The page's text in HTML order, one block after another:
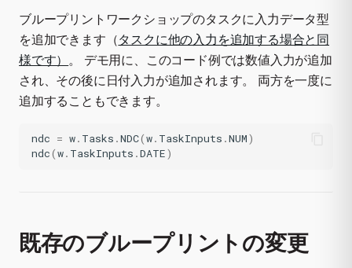
ブループリントワークショップのタスクに入力データ型
を追加できます（タスクに他の入力を追加する場合と同
様です） 。 デモ用に、このコード例では数値入力が追加
され、その後に日付入力が追加されます。 両方を一度に
追加することもできます。
ndc = w. Tasks .NDC(w. TaskInputs .NUM)
ndc(w. TaskInputs .DATE)
既存のブループリントの変更